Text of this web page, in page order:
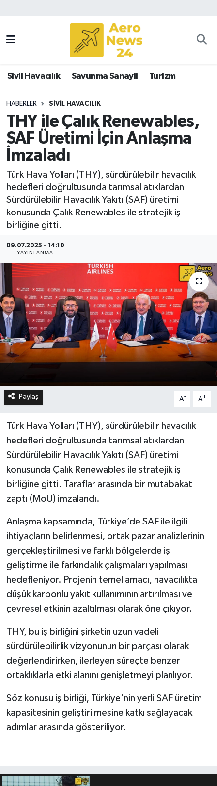
Sivil Havacılık Savunma Sanayii Turizm
HABERLER SIVIL HAVACILIK
THY ile Çalık Renewables,
SAF Üretimi İçin Anlaşma
İmzaladı
Türk Hava Yolları (THY), sürdürülebilir havacılık
hedefleri doğrultusunda tarımsal atıklardan
Sürdürülebilir Havacılık Yakıtı (SAF) üretimi
konusunda Çalık Renewables ile stratejik iş
birliğine gitti.
09.07.2025 - 14:10
YAYINLANMA
Paylaş A- A+
Türk Hava Yolları (THY), sürdürülebilir havacılık
hedefleri doğrultusunda tarımsal atıklardan
Sürdürülebilir Havacılık Yakıtı (SAF) üretimi
konusunda Çalık Renewables ile stratejik iş
birliğine gitti. Taraflar arasında bir mutabakat
zaptı (MoU) imzalandı.
Anlaşma kapsamında, Türkiye’de SAF ile ilgili
ihtiyaçların belirlenmesi, ortak pazar analizlerinin
gerçekleştirilmesi ve farklı bölgelerde iş
geliştirme ile farkındalık çalışmaları yapılması
hedefleniyor. Projenin temel amacı, havacılıkta
düşük karbonlu yakıt kullanımının artırılması ve
çevresel etkinin azaltılması olarak öne çıkıyor.
THY, bu iş birliğini şirketin uzun vadeli
sürdürülebilirlik vizyonunun bir parçası olarak
değerlendirirken, ilerleyen süreçte benzer
ortaklıklarla etki alanını genişletmeyi planlıyor.
Söz konusu iş birliği, Türkiye'nin yerli SAF üretim
kapasitesinin geliştirilmesine katkı sağlayacak
adımlar arasında gösteriliyor.